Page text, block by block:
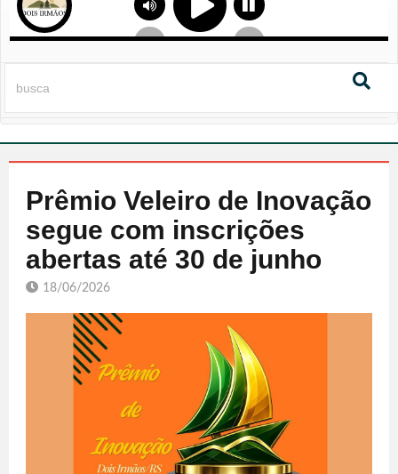
Prêmio Veleiro de Inovação
segue com inscrições
abertas até 30 de junho
18/06/2026